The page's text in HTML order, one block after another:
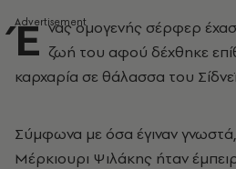
Έ νας ομογενής σέρφερ
ζωή του αφού δέχθηκε
καρχαρία σε θάλασσα του
Σύμφωνα με όσα έγιναν
Μέρκιουρι Ψιλάκης ήταν